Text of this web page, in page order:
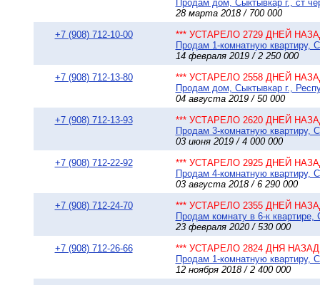
Продам дом, Сыктывкар г., ст
28 марта 2018 / 700 000
+7 (908) 712-10-00
*** УСТАРЕЛО 2729 ДНЕЙ
Продам 1-комнатную квартиру,
14 февраля 2019 / 2 250 000
+7 (908) 712-13-80
*** УСТАРЕЛО 2558 ДНЕЙ
Продам дом, Сыктывкар г.,
04 августа 2019 / 50 000
+7 (908) 712-13-93
*** УСТАРЕЛО 2620 ДНЕЙ
Продам 3-комнатную квартиру,
03 июня 2019 / 4 000 000
+7 (908) 712-22-92
*** УСТАРЕЛО 2925 ДНЕЙ
Продам 4-комнатную квартиру,
03 августа 2018 / 6 290 000
+7 (908) 712-24-70
*** УСТАРЕЛО 2355 ДНЕЙ
Продам комнату в 6-к квартире,
23 февраля 2020 / 530 000
+7 (908) 712-26-66
*** УСТАРЕЛО 2824 ДНЯ НАЗАД
Продам 1-комнатную квартиру,
12 ноября 2018 / 2 400 000